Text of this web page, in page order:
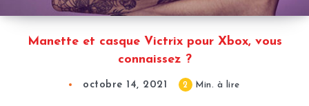
Manette et casque Victrix pour Xbox, vous
connaissez ?
octobre 14, 2021 2 Min. à lire